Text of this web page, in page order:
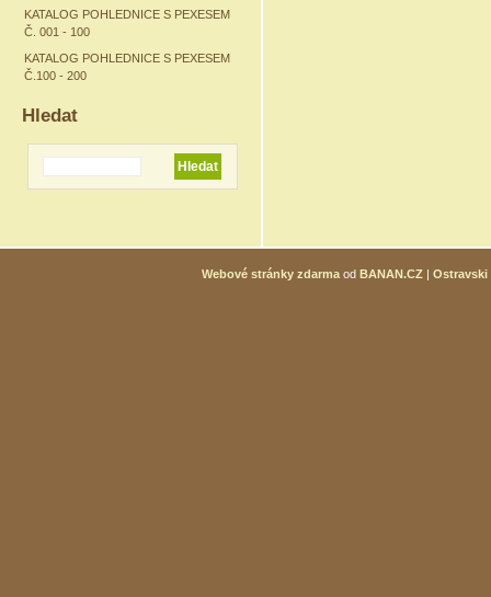
KATALOG POHLEDNICE S PEXESEM
Č. 001 - 100
KATALOG POHLEDNICE S PEXESEM
Č.100 - 200
Hledat
Webové stránky zdarma od BANAN.CZ | Ostravski